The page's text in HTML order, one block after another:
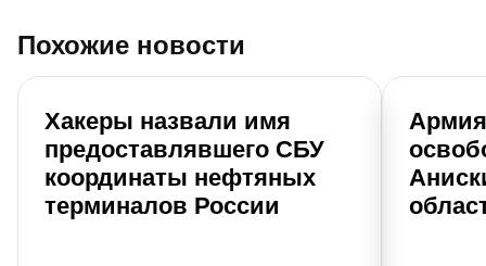
Похожие новости
Хакеры назвали имя
предоставлявшего СБУ
координаты нефтяных
терминалов России